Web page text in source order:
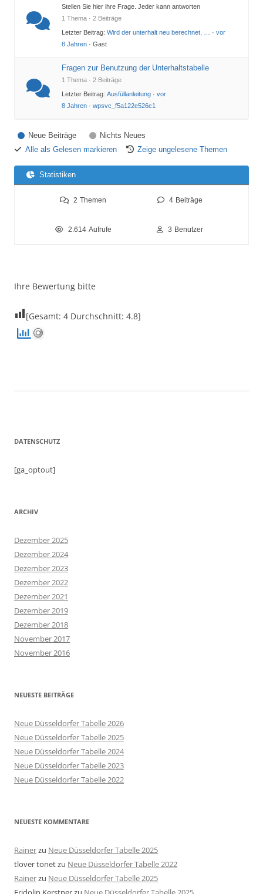
Stellen Sie hier ihre Frage. Jeder kann antworten
1 Thema · 2 Beiträge
Letzter Beitrag: Wird der unterhalt neu berechnet, … · vor
8 Jahren · Gast
Fragen zur Benutzung der Unterhaltstabelle
1 Thema · 2 Beiträge
Letzter Beitrag: Ausfüllanleitung · vor
8 Jahren · wpsvc_f5a122e526c1
Neue Beiträge
Nichts Neues
Alle als Gelesen markieren
Zeige ungelesene Themen
Statistiken
2 Themen 4 Beiträge
2.614 Aufrufe 3 Benutzer
Ihre Bewertung bitte
[Gesamt: 4 Durchschnitt: 4.8]
DATENSCHUTZ
[ga_optout]
ARCHIV
Dezember 2025
Dezember 2024
Dezember 2023
Dezember 2022
Dezember 2021
Dezember 2019
Dezember 2018
November 2017
November 2016
NEUESTE BEITRÄGE
Neue Düsseldorfer Tabelle 2026
Neue Düsseldorfer Tabelle 2025
Neue Düsseldorfer Tabelle 2024
Neue Düsseldorfer Tabelle 2023
Neue Düsseldorfer Tabelle 2022
NEUESTE KOMMENTARE
Rainerzu Neue Düsseldorfer Tabelle 2025
tlover tonetzu Neue Düsseldorfer Tabelle 2022
Rainerzu Neue Düsseldorfer Tabelle 2025